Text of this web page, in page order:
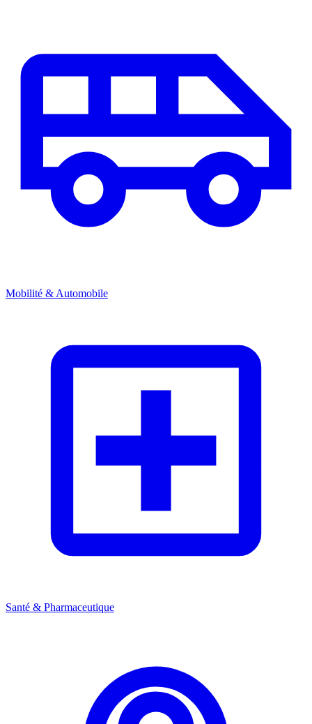
Mobilité & Automobile
Santé & Pharmaceutique